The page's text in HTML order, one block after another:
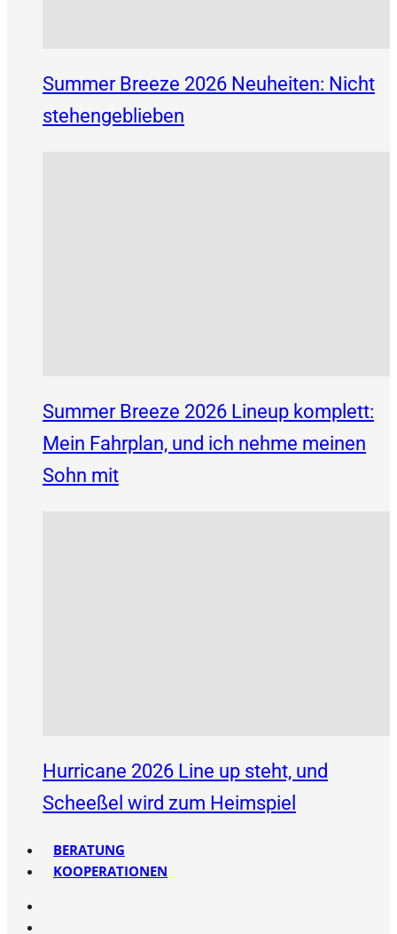
Summer Breeze 2026 Neuheiten: Nicht
stehengeblieben
Summer Breeze 2026 Lineup komplett:
Mein Fahrplan, und ich nehme meinen
Sohn mit
Hurricane 2026 Line up steht, und
Scheeßel wird zum Heimspiel
BERATUNG
KOOPERATIONEN